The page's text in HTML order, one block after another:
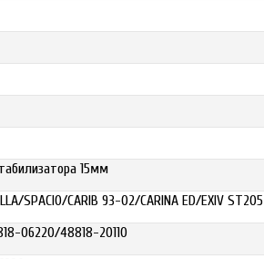
15мм
SPACIO/CARIB 93-02/CARINA ED/EXIV ST205
06220/48818-20110